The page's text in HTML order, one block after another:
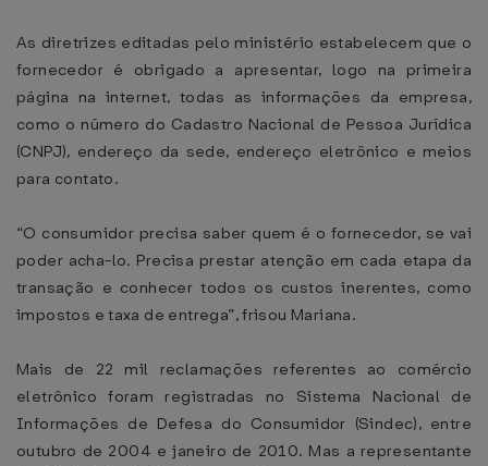
As diretrizes editadas pelo ministério estabelecem que o
fornecedor é obrigado a apresentar, logo na primeira
página na internet, todas as informações da empresa,
como o número do Cadastro Nacional de Pessoa Jurídica
(CNPJ), endereço da sede, endereço eletrônico e meios
para contato.
“O consumidor precisa saber quem é o fornecedor, se vai
poder acha-lo. Precisa prestar atenção em cada etapa da
transação e conhecer todos os custos inerentes, como
impostos e taxa de entrega”, frisou Mariana.
Mais de 22 mil reclamações referentes ao comércio
eletrônico foram registradas no Sistema Nacional de
Informações de Defesa do Consumidor (Sindec), entre
outubro de 2004 e janeiro de 2010. Mas a representante